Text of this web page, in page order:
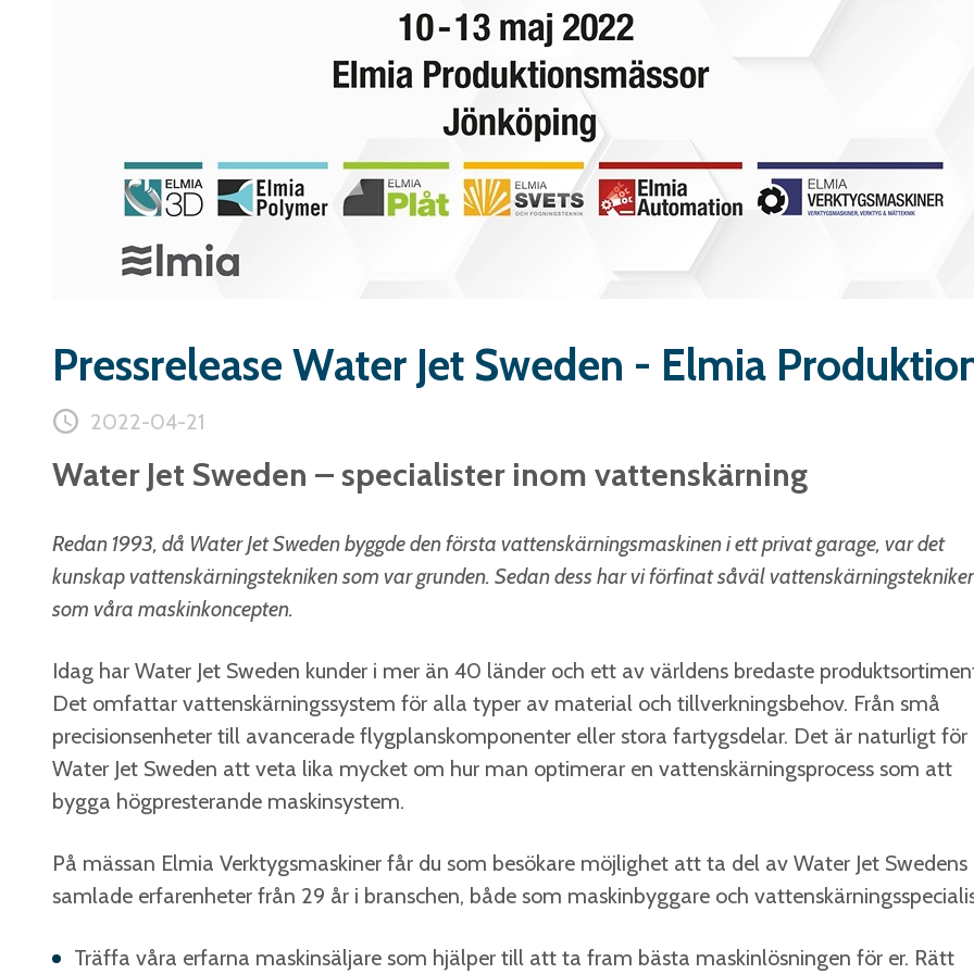
Pressrelease Water Jet Sweden - Elmia
2022-04-21
Water Jet Sweden – specialister inom vattenskärning
Redan 1993, då Water Jet Sweden byggde den första vattenskärningsmaskinen i ett privat garage, var det
kunskap vattenskärningstekniken som var grunden. Sedan dess har vi förfinat såväl
som våra maskinkoncepten.
Idag har Water Jet Sweden kunder i mer än 40 länder och ett av världens bredaste
Det omfattar vattenskärningssystem för alla typer av material och tillverkningsbehov. Från små
precisionsenheter till avancerade flygplanskomponenter eller stora fartygsdelar. Det är naturligt för
Water Jet Sweden att veta lika mycket om hur man optimerar en vattenskärningsprocess som att
bygga högpresterande maskinsystem.
På mässan Elmia Verktygsmaskiner får du som besökare möjlighet att ta del av Water Jet Swedens
samlade erfarenheter från 29 år i branschen, både som maskinbyggare och
Träffa våra erfarna maskinsäljare som hjälper till att ta fram bästa maskinlösningen för er. Rätt